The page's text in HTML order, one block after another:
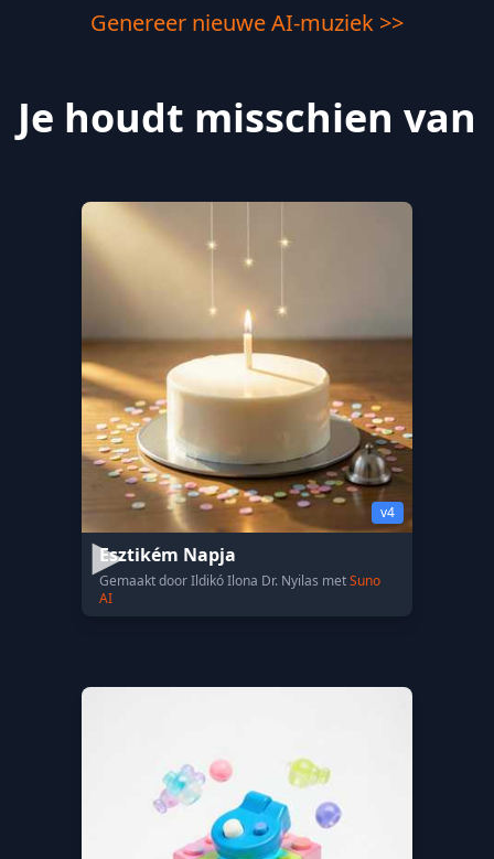
Genereer nieuwe AI-muziek >>
Je houdt misschien van
v4
Esztikém Napja
Gemaakt door Ildikó Ilona Dr. Nyilas metSuno
AI